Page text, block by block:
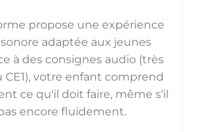
propose une expérience
adaptée aux jeunes
à des consignes audio (très
votre enfant comprend
ce qu'il doit faire, même s'il
encore fluidement.